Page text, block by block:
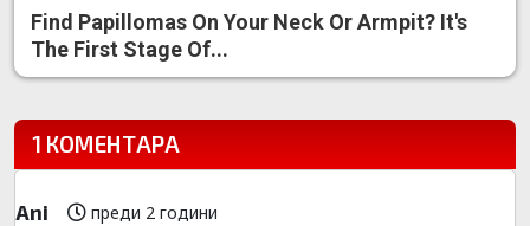
Find Papillomas On Your Neck Or Armpit? It's
The First Stage Of...
1 КОМЕНТАРА
Ani преди 2 години